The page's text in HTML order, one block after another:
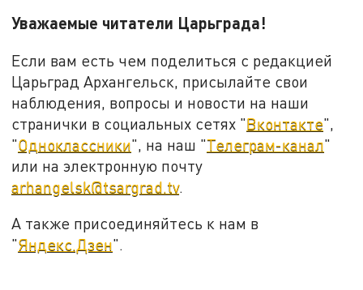
Уважаемые читатели Царьграда!
Если вам есть чем поделиться с редакцией
Царьград Архангельск, присылайте свои
наблюдения, вопросы и новости на наши
странички в социальных сетях "Вконтакте",
"Одноклассники", на наш "Телеграм-канал"
или на электронную почту
arhangelsk@tsargrad.tv.
А также присоединяйтесь к нам в
"Яндекс.Дзен".